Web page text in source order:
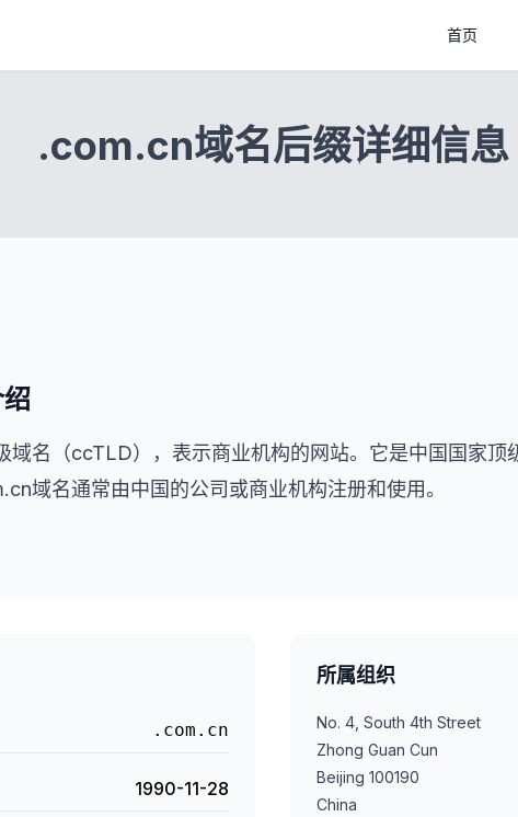
首页
.com.cn域名后缀详细信息
域名（ccTLD），表示商业机构的网站。它是中国国家
域名通常由中国的公司或商业机构注册和使用。
.com.cn
1990-11-28
所属组织
No. 4, South 4th Street
Zhong Guan Cun
Beijing 100190
China